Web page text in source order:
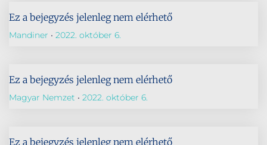
Ez a bejegyzés jelenleg nem elérhető
Mandiner 2022. október 6.
Ez a bejegyzés jelenleg nem elérhető
Magyar Nemzet 2022. október 6.
Ez a bejegyzés jelenleg nem elérhető